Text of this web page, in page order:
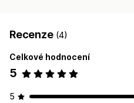
Recenze (4)
Celkové hodnocení
5
5